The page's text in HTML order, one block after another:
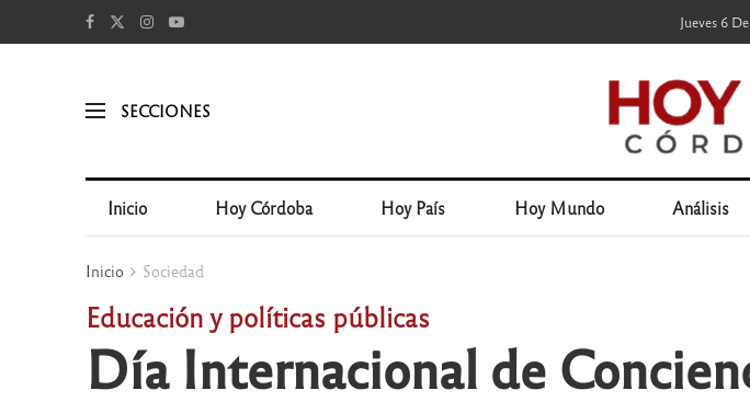
Jueves 6
SECCIONES
Inicio Hoy Córdoba Hoy País Hoy Mundo Análisis
Inicio Sociedad
Educación y políticas públicas
Día Internacional de